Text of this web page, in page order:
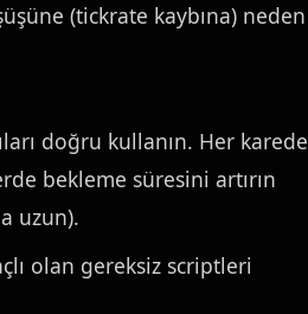
(tickrate kaybına) neden
doğru kullanın. Her karede
bekleme süresini artırın
uzun).
olan gereksiz scriptleri